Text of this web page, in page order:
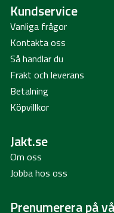
Kundservice
Vanliga frågor
Kontakta oss
Så handlar du
Frakt och leverans
Betalning
Köpvillkor
Jakt.se
Om oss
Jobba hos oss
Prenumerera på